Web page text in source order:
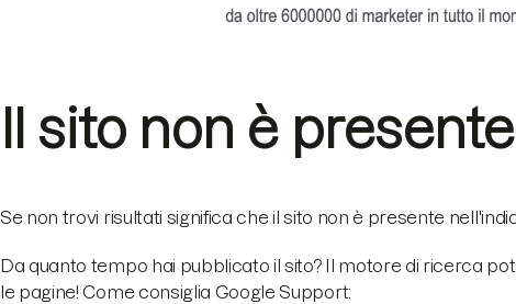
Il sito non è
Se non trovi risultati significa che il sito non è presente
Da quanto tempo hai pubblicato il sito? Il motore di ricerca
le pagine! Come consiglia Google Support: